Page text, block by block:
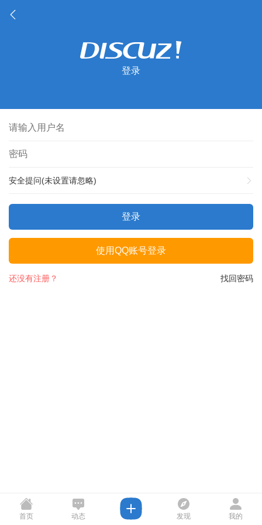
登录
安全提问(未设置请忽略)
登录
使用QQ账号登录
找回密码
还没有注册？
首页 动态 发现 我的